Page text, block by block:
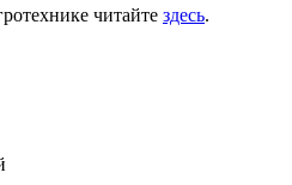
читайте здесь.